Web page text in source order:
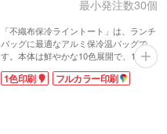
最小発注数30個
「不織布保冷ライントート」は、ランチ
バッグに最適なアルミ保冷温バッグで
す。本体は鮮やかな10色展開で、1色印
刷でオリジナル名入れが可能です。
暖かくなるとお弁当の傷みが心配。そこ
1色印刷 フルカラー印刷